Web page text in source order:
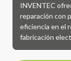
INVENTEC
reparación con
eficiencia en el
fabricación